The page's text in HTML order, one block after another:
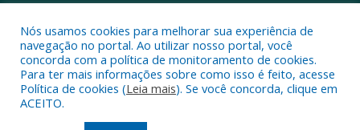
Todos os direitos reservados a Prefeitura Municipal de Altamira.
Nós usamos cookies para melhorar sua experiência de
navegação no portal. Ao utilizar nosso portal, você
concorda com a política de monitoramento de cookies.
Para ter mais informações sobre como isso é feito, acesse
Política de cookies (Leia mais). Se você concorda, clique em
ACEITO.